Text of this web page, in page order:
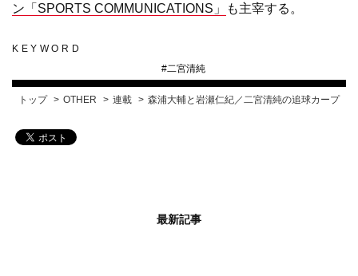
ン「SPORTS COMMUNICATIONS」
も主宰する。
KEYWORD
#二宮清純
トップ OTHER 連載 森浦大輔と岩瀬仁紀／二宮清純の追球カープ
最新記事